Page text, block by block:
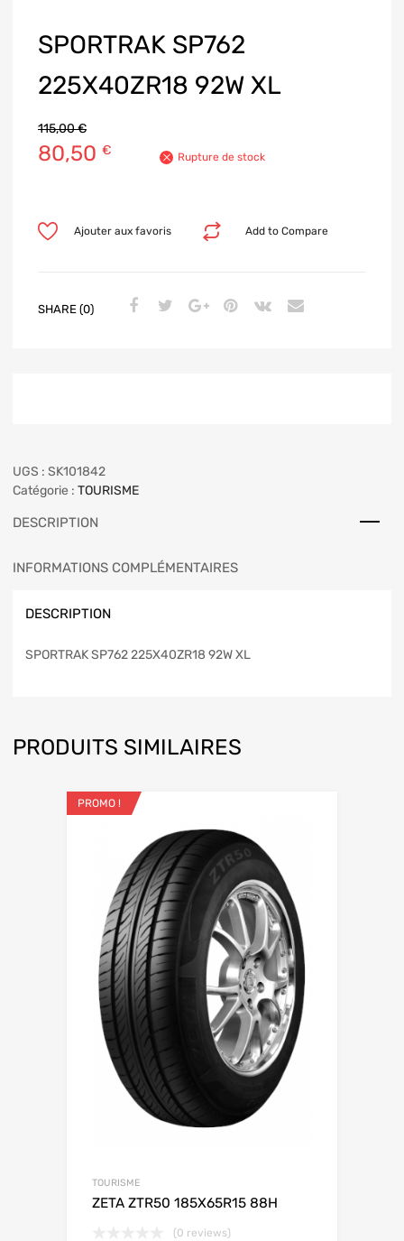
SPORTRAK SP762
225X40ZR18 92W XL
115,00€
80,50 € Rupture de stock
Add to Compare
Ajouter aux favoris
SHARE (0)
UGS : SK101842
Catégorie : TOURISME
DESCRIPTION
INFORMATIONS COMPLÉMENTAIRES
DESCRIPTION
SPORTRAK SP762 225X40ZR18 92W XL
PRODUITS SIMILAIRES
PROMO !
TOURISME
ZETA ZTR50 185X65R15 88H
(0 reviews)